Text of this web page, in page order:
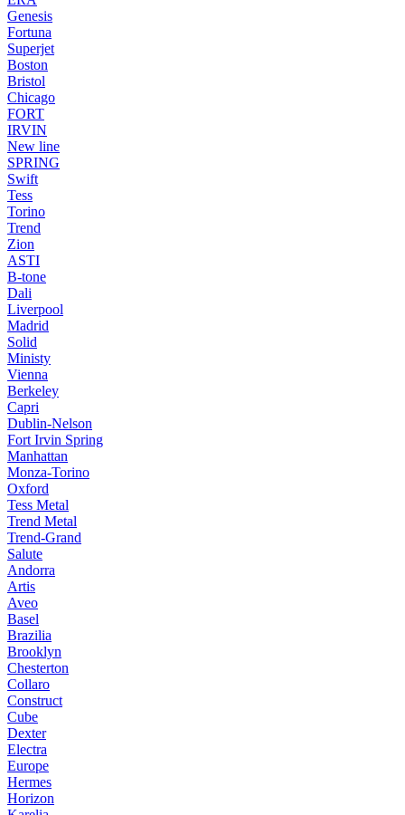
Genesis
Fortuna
Superjet
Boston
Bristol
Chicago
FORT
IRVIN
New line
SPRING
Swift
Tess
Torino
Trend
Zion
ASTI
B-tone
Dali
Liverpool
Madrid
Solid
Ministy
Vienna
Berkeley
Capri
Dublin-Nelson
Fort Irvin Spring
Manhattan
Monza-Torino
Oxford
Tess Metal
Trend Metal
Trend-Grand
Salute
Andorra
Artis
Aveo
Basel
Brazilia
Brooklyn
Chesterton
Collaro
Construct
Cube
Dexter
Electra
Europe
Hermes
Horizon